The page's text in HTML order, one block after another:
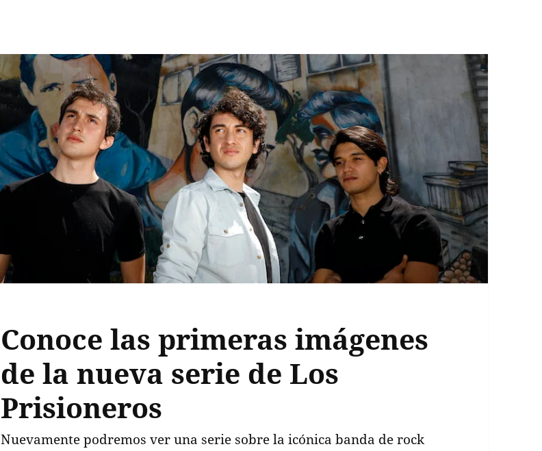
Conoce las primeras imágenes
de la nueva serie de Los
Prisioneros
Nuevamente podremos ver una serie sobre la icónica banda de rock